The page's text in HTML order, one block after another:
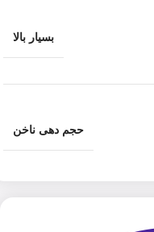
بسیار بالا
حجم دهی ناخن